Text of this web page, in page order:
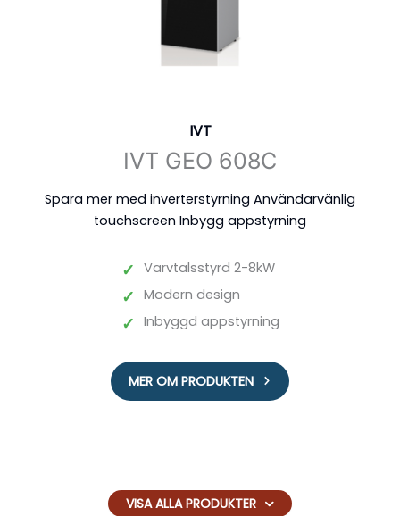
IVT
IVT GEO 608C
Spara mer med inverterstyrning Användarvänlig
touchscreen Inbygg appstyrning
✓ Varvtalsstyrd 2-8kW
✓ Modern design
✓ Inbyggd appstyrning
MER OM PRODUKTEN
VISA ALLA PRODUKTER